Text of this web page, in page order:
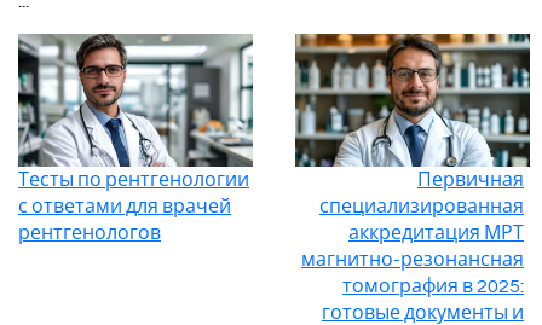
Тесты по рентгенологии
с ответами для врачей
рентгенологов
Первичная
специализированная
аккредитация МРТ
магнитно-резонансная
томография в 2025:
готовые документы и